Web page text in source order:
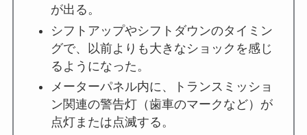
が出る。
シフトアップやシフトダウンのタイミン
グで、以前よりも大きなショックを感じ
るようになった。
メーターパネル内に、トランスミッショ
ン関連の警告灯（歯車のマークなど）が
点灯または点滅する。